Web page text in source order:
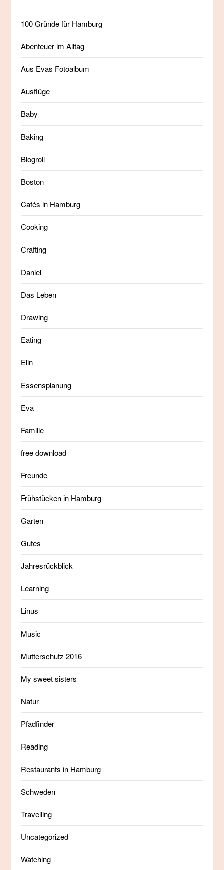
100 Gründe für Hamburg
Abenteuer im Alltag
Aus Evas Fotoalbum
Ausflüge
Baby
Baking
Blogroll
Boston
Cafés in Hamburg
Cooking
Crafting
Daniel
Das Leben
Drawing
Eating
Elin
Essensplanung
Eva
Familie
free download
Freunde
Frühstücken in Hamburg
Garten
Gutes
Jahresrückblick
Learning
Linus
Music
Mutterschutz 2016
My sweet sisters
Natur
Pfadfinder
Reading
Restaurants in Hamburg
Schweden
Travelling
Uncategorized
Watching